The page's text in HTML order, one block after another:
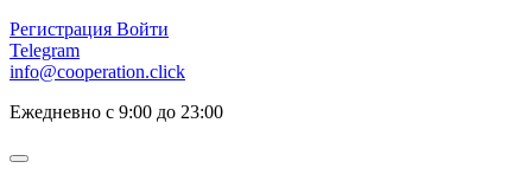
Регистрация Войти
Telegram
info@cooperation.click
Ежедневно с 9:00 до 23:00